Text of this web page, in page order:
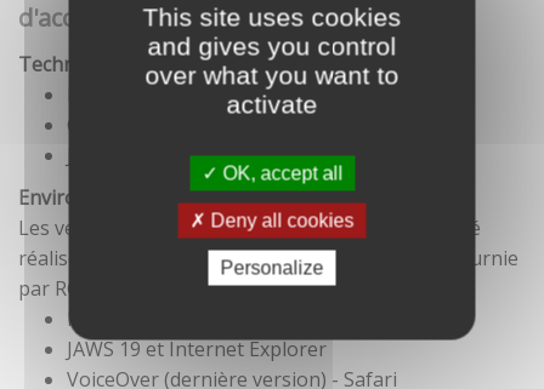
This site uses cookies
and gives you control
over what you want to
activate
OK, accept all
Deny all cookies
Personalize
d'accessibilité
Technologies utilisées pour la réalisation du site
CSS
Environnement de test
Les vérifications de restitution de contenus ont été
réalisées conformément à la base de référence fournie
par RGAA 3.
Firefox et NVDA
JAWS 19 et Internet Explorer
VoiceOver (dernière version) - Safari